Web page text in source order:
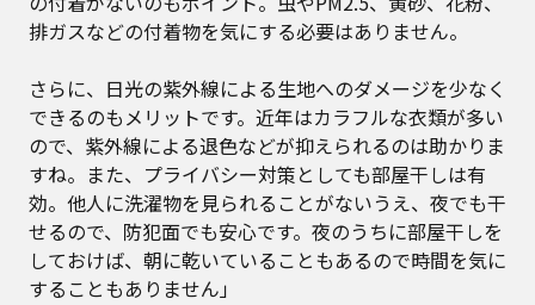
排ガスなどの付着物を気にする必要はありません。
さらに、日光の紫外線による生地へのダメージを少なく
できるのもメリットです。近年はカラフルな衣類が多い
ので、紫外線による退色などが抑えられるのは助かりま
すね。また、プライバシー対策としても部屋干しは有
効。他人に洗濯物を見られることがないうえ、夜でも干
せるので、防犯面でも安心です。夜のうちに部屋干しを
しておけば、朝に乾いていることもあるので時間を気に
することもありません」